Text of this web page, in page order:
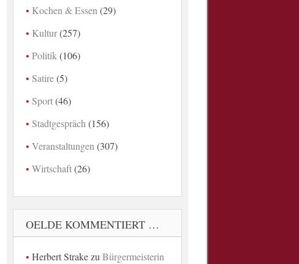
Kochen & Essen (29)
Kultur(257)
Politik (106)
Satire(5)
Sport(46)
Stadtgespräch (156)
Veranstaltungen (307)
Wirtschaft(26)
OELDE KOMMENTIERT …
Herbert Strakezu Bürgermeisterin